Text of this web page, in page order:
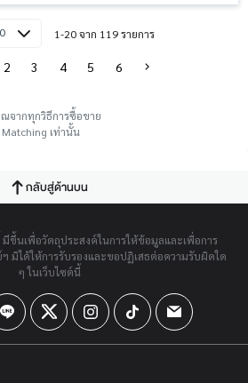
1-20 จาก 119 รายการ
2 3 4 5 6
จากทุกวิธีการซื้อขาย
เท่านั้น
กลับสู่ด้านบน
ขึ้นเพื่อวัตถุประสงค์ในการให้ข้อมูลและเพื่อการ
มิได้ให้การรับรองและขอปฏิเสธต่อความรับผิดใด
ๆ ในเว็บไซต์นี้